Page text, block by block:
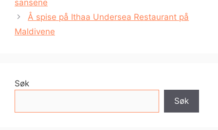
sansene
Å spise på Ithaa Undersea Restaurant på
Maldivene
Søk
Søk